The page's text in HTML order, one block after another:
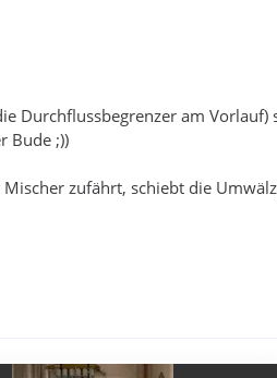
Durchflussbegrenzer am
Bude ;))
zufährt, schiebt die